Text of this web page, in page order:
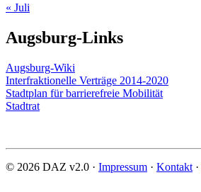
« Juli
Augsburg-Links
Augsburg-Wiki
Interfraktionelle Verträge 2014-2020
Stadtplan für barrierefreie Mobilität
Stadtrat
© 2026 DAZ v2.0 · Impressum · Kontakt ·